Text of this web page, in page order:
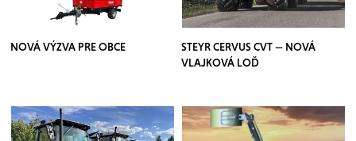
NOVÁ VÝZVA PRE OBCE
STEYR CERVUS CVT — NOVÁ
VLAJKOVÁ LOĎ